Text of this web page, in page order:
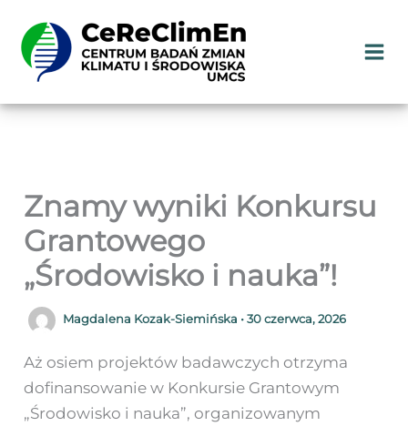
treści
Znamy wyniki Konkursu
Grantowego
„Środowisko i nauka”!
Magdalena Kozak-Siemińska •30 czerwca, 2026
Aż osiem projektów badawczych otrzyma
dofinansowanie w Konkursie Grantowym
„Środowisko i nauka”, organizowanym